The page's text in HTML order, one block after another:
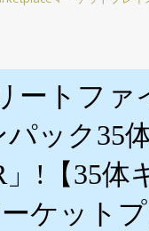
】【ELGATO】
かる！】StreamDeck各種の画
StreamDeck用ボタン背景
ートファ
パック35
!【35体
ケット